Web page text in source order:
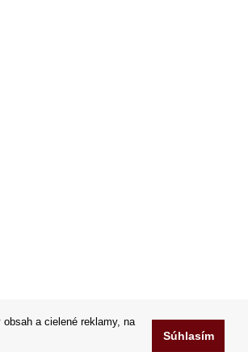
a cielené reklamy, na
Súhlasím